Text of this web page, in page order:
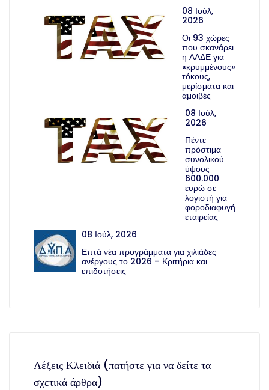
08 Ιούλ,
2026
Οι 93 χώρες
που σκανάρει
η ΑΑΔΕ για
«κρυμμένους»
τόκους,
μερίσματα και
αμοιβές
08 Ιούλ,
2026
Πέντε
πρόστιμα
συνολικού
ύψους
600.000
ευρώ σε
λογιστή για
φοροδιαφυγή
εταιρείας
08 Ιούλ, 2026
Επτά νέα προγράμματα για χιλιάδες
ανέργους το 2026 – Κριτήρια και
επιδοτήσεις
Λέξεις Κλειδιά (πατήστε για να δείτε τα
σχετικά άρθρα)